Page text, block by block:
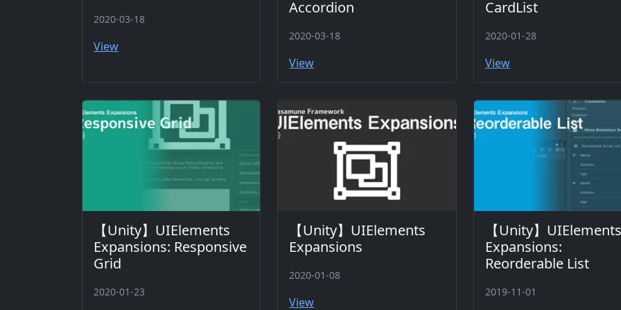
2020-03-18
View
Accordion
2020-03-18
View
CardList
2020-01-28
View
【Unity】UIElements
Expansions: Responsive
Grid
2020-01-23
【Unity】UIElements
Expansions
2020-01-08
View
【Unity】UIElements
Expansions:
Reorderable List
2019-11-01